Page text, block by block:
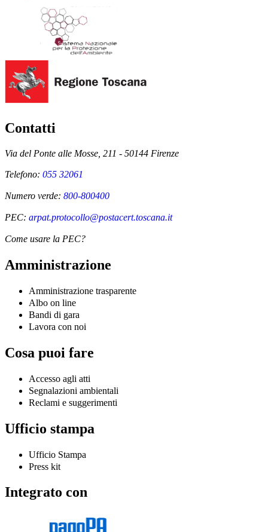
Contatti
Via del Ponte alle Mosse, 211 - 50144 Firenze
Telefono: 055 32061
Numero verde: 800-800400
PEC: arpat.protocollo@postacert.toscana.it
Come usare la PEC?
Amministrazione
Amministrazione trasparente
Albo on line
Bandi di gara
Lavora con noi
Cosa puoi fare
Accesso agli atti
Segnalazioni ambientali
Reclami e suggerimenti
Ufficio stampa
Ufficio Stampa
Press kit
Integrato con